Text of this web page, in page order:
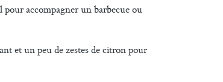
pour accompagner un barbecue ou
et un peu de zestes de citron pour